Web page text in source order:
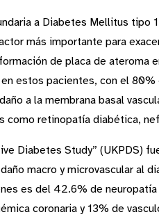
a Diabetes Mellitus
más importante para
de placa de
estos pacientes, con el
a la membrana basal
retinopatía diabética,
Diabetes Study” (UKPDS)
macro y microvascular al
es del 42.6% de
coronaria y 13% de